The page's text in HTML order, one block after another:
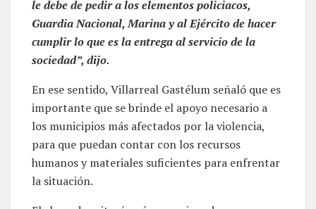
le debe de pedir a los elementos policiacos,
Guardia Nacional, Marina y al Ejército de hacer
cumplir lo que es la entrega al servicio de la
sociedad”, dijo.
En ese sentido, Villarreal Gastélum señaló que es
importante que se brinde el apoyo necesario a
los municipios más afectados por la violencia,
para que puedan contar con los recursos
humanos y materiales suficientes para enfrentar
la situación.